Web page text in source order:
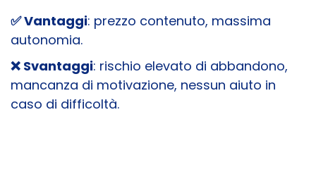
✅ Vantaggi: prezzo contenuto, massima
autonomia.
❌ Svantaggi: rischio elevato di abbandono,
mancanza di motivazione, nessun aiuto in
caso di difficoltà.